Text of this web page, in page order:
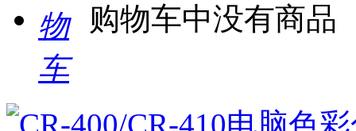
购物车中没有商品